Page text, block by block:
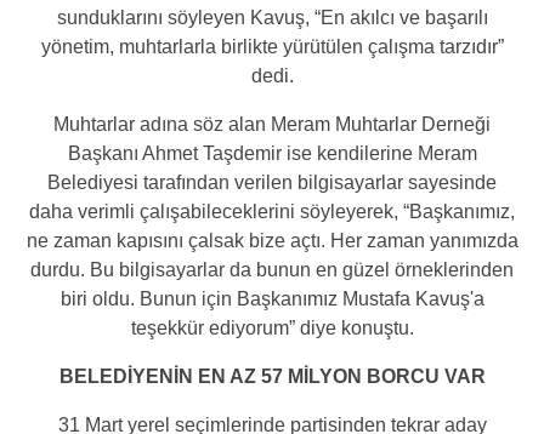
sunduklarını söyleyen Kavuş, “En akılcı ve başarılı
yönetim, muhtarlarla birlikte yürütülen çalışma tarzıdır”
dedi.
Muhtarlar adına söz alan Meram Muhtarlar Derneği
Başkanı Ahmet Taşdemir ise kendilerine Meram
Belediyesi tarafından verilen bilgisayarlar sayesinde
daha verimli çalışabileceklerini söyleyerek, “Başkanımız,
ne zaman kapısını çalsak bize açtı. Her zaman yanımızda
durdu. Bu bilgisayarlar da bunun en güzel örneklerinden
biri oldu. Bunun için Başkanımız Mustafa Kavuş'a
teşekkür ediyorum” diye konuştu.
BELEDİYENİN EN AZ 57 MİLYON BORCU VAR
31 Mart yerel seçimlerinde partisinden tekrar aday